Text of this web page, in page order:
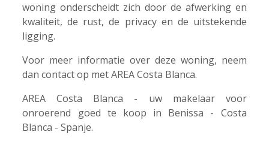
woning onderscheidt zich door de afwerking en
kwaliteit, de rust, de privacy en de uitstekende
ligging.
Voor meer informatie over deze woning, neem
dan contact op met AREA Costa Blanca.
AREA Costa Blanca - uw makelaar voor
onroerend goed te koop in Benissa - Costa
Blanca - Spanje.